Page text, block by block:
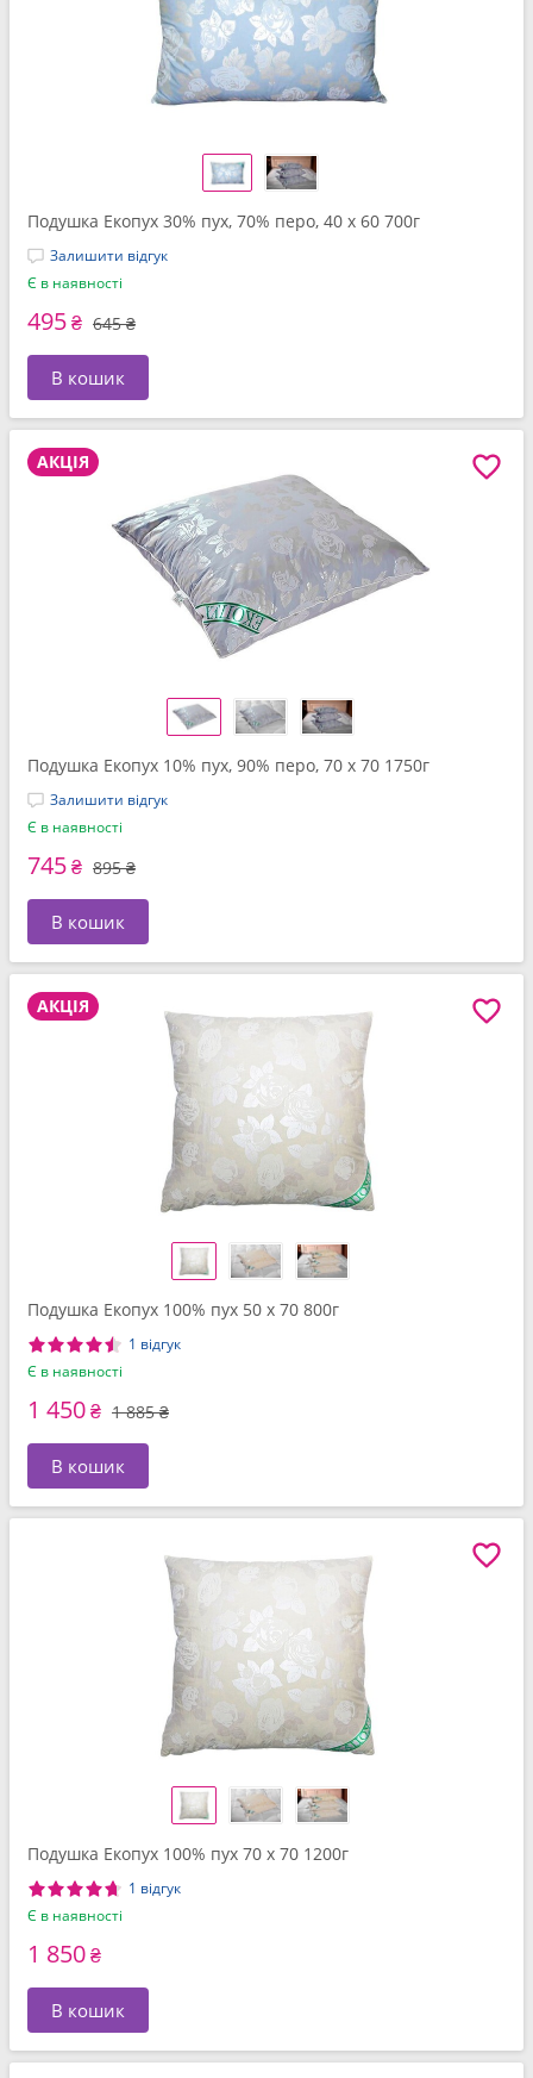
Подушка Екопух 30% пух, 70% перо, 40 x 60 700г
Залишити відгук
Є в наявності
495₴ 645 ₴
В кошик
АКЦІЯ
Подушка Екопух 10% пух, 90% перо, 70 x 70 1750г
Залишити відгук
Є в наявності
745₴ 895 ₴
В кошик
АКЦІЯ
Подушка Екопух 100% пух 50 x 70 800г
1 відгук
Є в наявності
1 450₴ 1 885 ₴
В кошик
Подушка Екопух 100% пух 70 x 70 1200г
1 відгук
Є в наявності
1 850₴
В кошик